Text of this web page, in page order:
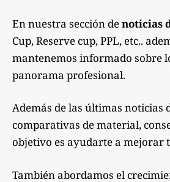
En nuestra sección denoticias
Cup, Reserve cup, PPL, etc..
mantenemos informado sobre
panorama profesional.
Además de las últimas noticias
comparativas de material,
objetivo es ayudarte a mejorar
También abordamos el